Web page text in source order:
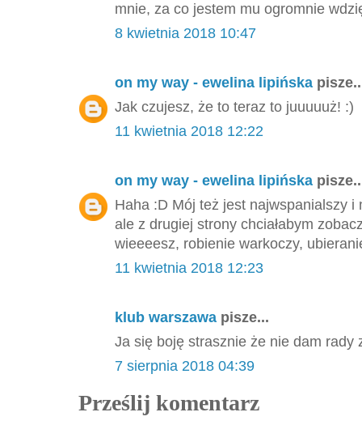
mnie, za co jestem mu ogromnie
8 kwietnia 2018 10:47
on my way - ewelina lipińska
Jak czujesz, że to teraz to juuuuuż! :)
11 kwietnia 2018 12:22
on my way - ewelina lipińska
Haha :D Mój też jest najwspanialszy i
ale z drugiej strony chciałabym
wieeeesz, robienie warkoczy,
11 kwietnia 2018 12:23
klub warszawa pisze...
Ja się boję strasznie że nie dam rady
7 sierpnia 2018 04:39
Prześlij komentarz